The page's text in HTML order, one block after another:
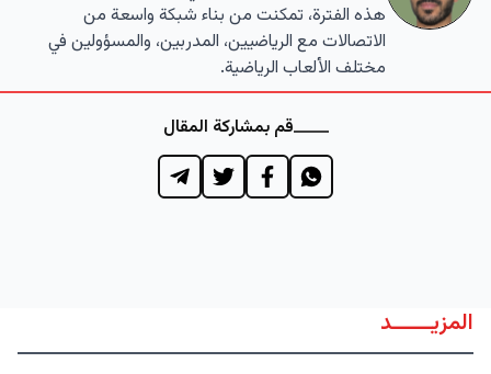
هذه الفترة، تمكنت من بناء شبكة واسعة من
الاتصالات مع الرياضيين، المدربين، والمسؤولين في
مختلف الألعاب الرياضية.
قم بمشاركة المقال
المزيــــــد